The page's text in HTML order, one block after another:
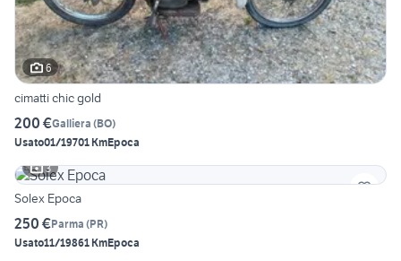
6
cimatti chic gold
200 €Galliera (BO)
Usato01/19701 KmEpoca
3
Solex Epoca
250 €Parma (PR)
Usato11/19861 KmEpoca